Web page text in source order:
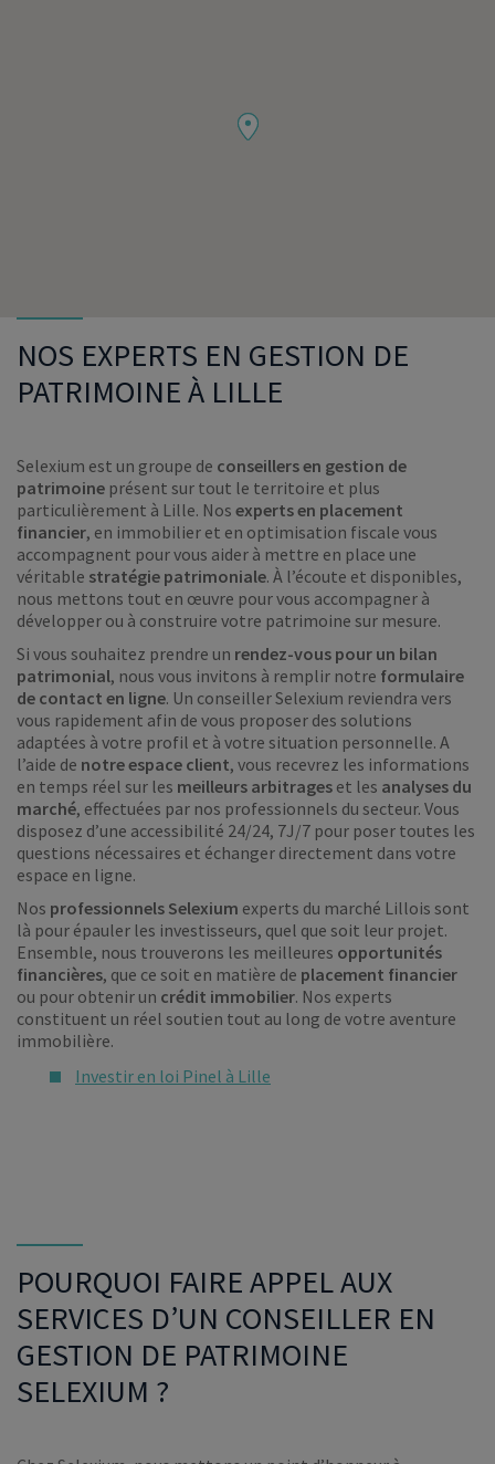
NOS EXPERTS EN GESTION DE
PATRIMOINE À LILLE
Selexium est un groupe de conseillers en gestion de
patrimoine présent sur tout le territoire et plus
particulièrement à Lille. Nos experts en placement
financier, en immobilier et en optimisation fiscale vous
accompagnent pour vous aider à mettre en place une
véritable stratégie patrimoniale. À l’écoute et disponibles,
nous mettons tout en œuvre pour vous accompagner à
développer ou à construire votre patrimoine sur mesure.
Si vous souhaitez prendre un rendez-vous pour un bilan
patrimonial, nous vous invitons à remplir notre formulaire
de contact en ligne. Un conseiller Selexium reviendra vers
vous rapidement afin de vous proposer des solutions
adaptées à votre profil et à votre situation personnelle. A
l’aide de notre espace client, vous recevrez les informations
en temps réel sur les meilleurs arbitrages et les analyses du
marché, effectuées par nos professionnels du secteur. Vous
disposez d’une accessibilité 24/24, 7J/7 pour poser toutes les
questions nécessaires et échanger directement dans votre
espace en ligne.
Nos professionnels Selexium experts du marché Lillois sont
là pour épauler les investisseurs, quel que soit leur projet.
Ensemble, nous trouverons les meilleures opportunités
financières, que ce soit en matière de placement financier
ou pour obtenir un crédit immobilier. Nos experts
constituent un réel soutien tout au long de votre aventure
immobilière.
Investir en loi Pinel à Lille
POURQUOI FAIRE APPEL AUX
SERVICES D’UN CONSEILLER EN
GESTION DE PATRIMOINE
SELEXIUM ?